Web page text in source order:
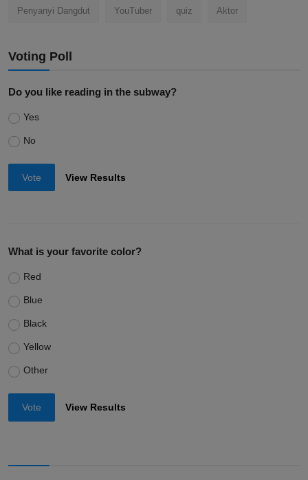
Penyanyi Dangdut YouTuber quiz Aktor
Voting Poll
Do you like reading in the subway?
Yes
No
Vote View Results
What is your favorite color?
Red
Blue
Black
Yellow
Other
Vote View Results